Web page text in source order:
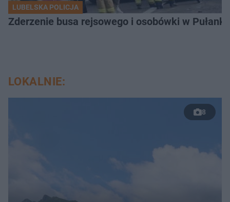
LUBELSKA POLICJA
Zderzenie busa rejsowego i osobówki w
LOKALNIE:
8